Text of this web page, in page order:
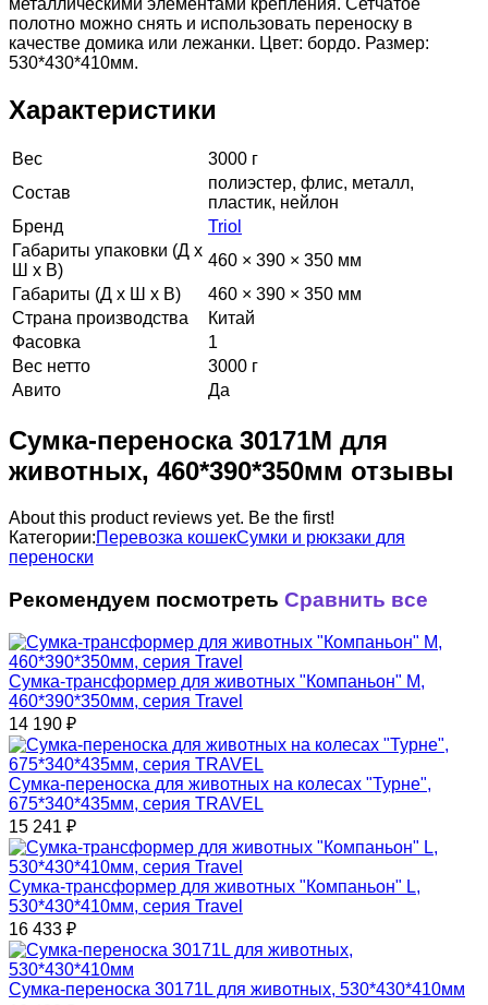
полотно можно снять и использовать переноску в
качестве домика или лежанки. Цвет: бордо. Размер:
530*430*410мм.
Характеристики
Вес
3000 г
Состав
полиэстер, флис, металл,
пластик, нейлон
Бренд
Triol
Габариты упаковки (Д х
Ш х В)
460 × 390 × 350 мм
Габариты (Д х Ш х В)
460 × 390 × 350 мм
Страна производства
Китай
Фасовка
1
Вес нетто
3000 г
Авито
Да
Сумка-переноска 30171M для
животных, 460*390*350мм отзывы
About this product reviews yet. Be the first!
Категории:Перевозка кошекСумки и рюкзаки для
переноски
Рекомендуем посмотреть Сравнить все
Сумка-трансформер для животных "Компаньон" M,
460*390*350мм, серия Travel
14 190 ₽
Сумка-переноска для животных на колесах "Турне",
675*340*435мм, серия TRAVEL
15 241 ₽
Сумка-трансформер для животных "Компаньон" L,
530*430*410мм, серия Travel
16 433 ₽
Сумка-переноска 30171L для животных, 530*430*410мм